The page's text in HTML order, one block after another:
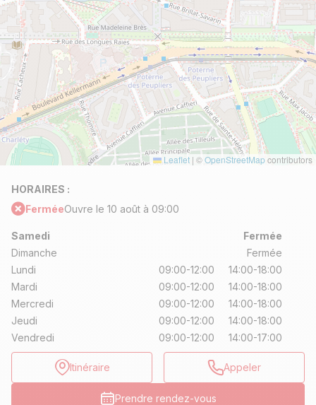
HORAIRES :
FerméeOuvre le 10 août à 09:00
Samedi
Fermée
Dimanche
Fermée
Lundi
09:00-12:00
14:00-18:00
Mardi
09:00-12:00
14:00-18:00
Mercredi
09:00-12:00
14:00-18:00
Jeudi
09:00-12:00
14:00-18:00
Vendredi
09:00-12:00 14:00-17:00
Itinéraire Appeler
Prendre rendez-vous
Leaflet | ©OpenStreetMapcontributors